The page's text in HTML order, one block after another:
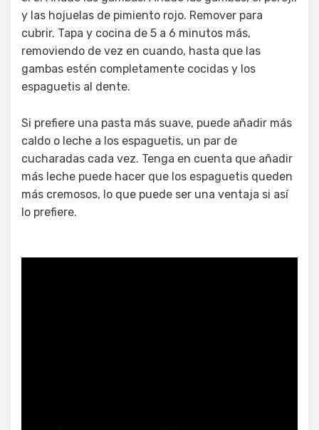
y las hojuelas de pimiento rojo. Remover para
cubrir. Tapa y cocina de 5 a 6 minutos más,
removiendo de vez en cuando, hasta que las
gambas estén completamente cocidas y los
espaguetis al dente.
Si prefiere una pasta más suave, puede añadir más
caldo o leche a los espaguetis, un par de
cucharadas cada vez. Tenga en cuenta que añadir
más leche puede hacer que los espaguetis queden
más cremosos, lo que puede ser una ventaja si así
lo prefiere.